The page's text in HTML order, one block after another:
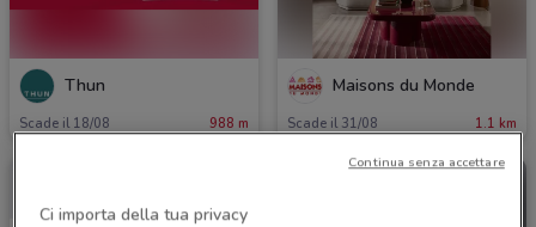
Thun
Scade il 18/08 988 m
Maisons du Monde
Scade il 31/08 1.1 km
Ci importa della tua privacy
Continua senza accettare